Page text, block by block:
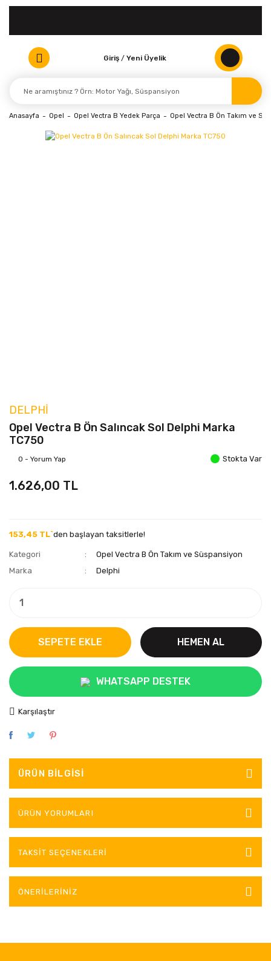
Giriş / Yeni Üyelik
Anasayfa Opel Opel Vectra B Yedek Parça Opel Vectra B Ön Takım ve
DELPHI
Opel Vectra B Ön Salıncak Sol Delphi Marka
TC750
0 - Yorum Yap Stokta Var
1.626,00 TL
153,45 TL`den başlayan taksitlerle!
Kategori
Opel Vectra B Ön Takım ve Süspansiyon
Marka
Delphi
SEPETE EKLE HEMEN AL
WHATSAPP DESTEK
Karşılaştır
ÜRÜN BILGISI
ÜRÜN YORUMLARI
TAKSIT SEÇENEKLERI
ÖNERILERINIZ